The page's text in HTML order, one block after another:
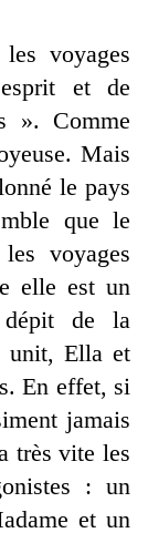
voyages
et de
». Comme
Mais
le pays
que le
voyages
elle est un
de la
unit, Ella et
En effet, si
jamais
très vite les
: un
et un